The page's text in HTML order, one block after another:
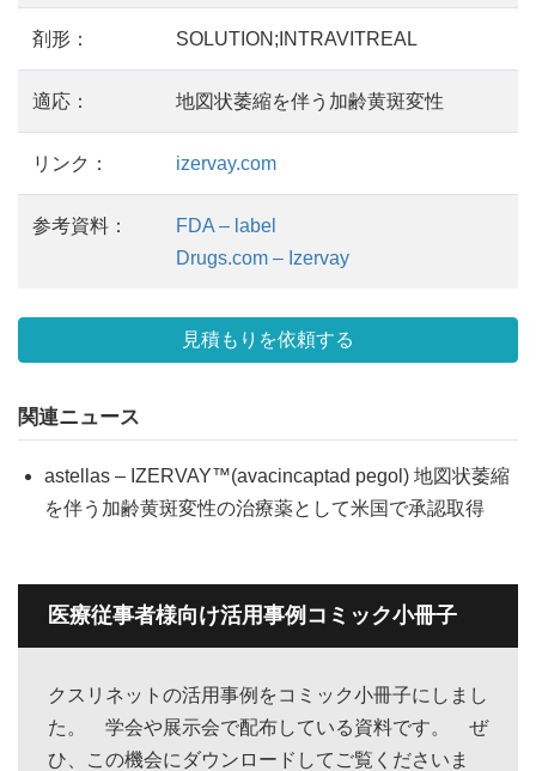
剤形： SOLUTION;INTRAVITREAL
適応： 地図状萎縮を伴う加齢黄斑変性
リンク： izervay.com
参考資料：
FDA – label
Drugs.com – Izervay
見積もりを依頼する
関連ニュース
astellas – IZERVAY™(avacincaptad pegol) 地図状萎縮
を伴う加齢黄斑変性の治療薬として米国で承認取得
医療従事者様向け活用事例コミック小冊子
クスリネットの活用事例をコミック小冊子にしまし
た。 学会や展示会で配布している資料です。 ぜ
ひ、この機会にダウンロードしてご覧くださいま